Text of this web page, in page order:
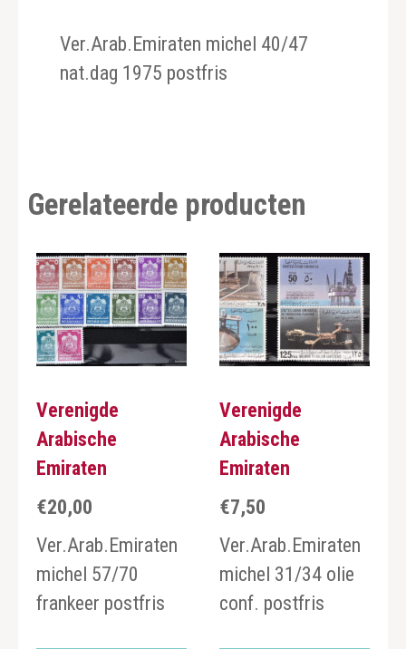
Ver.Arab.Emiraten michel 40/47
nat.dag 1975 postfris
Gerelateerde producten
Verenigde
Arabische
Emiraten
€20,00
Ver.Arab.Emiraten
michel 57/70
frankeer postfris
Verenigde
Arabische
Emiraten
€7,50
Ver.Arab.Emiraten
michel 31/34 olie
conf. postfris